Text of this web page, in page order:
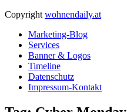
Copyright wohnendaily.at
Marketing-Blog
Services
Banner & Logos
Timeline
Datenschutz
Impressum-Kontakt